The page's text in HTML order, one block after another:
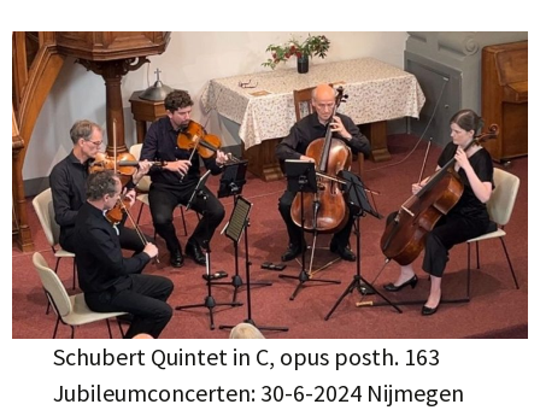
Schubert Quintet in C, opus posth. 163
Jubileumconcerten: 30-6-2024 Nijmegen